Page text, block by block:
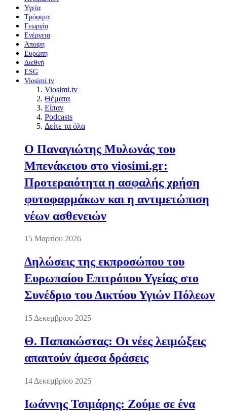
Υγεία
Τρόφιμα
Γεωργία
Ενέργεια
Άποψη
Ευρώπη
Διεθνή
ESG
Viosimi.tv
Viosimi.tv
Θέματα
Είπαν
Podcasts
Δείτε τα όλα
Ο Παναγιώτης Μυλωνάς του
Μπενάκειου στο viosimi.gr:
Προτεραιότητα η ασφαλής χρήση
φυτοφαρμάκων και η αντιμετώπιση
νέων ασθενειών
15 Μαρτίου 2026
Δηλώσεις της εκπροσώπου του
Ευρωπαίου Επιτρόπου Υγείας στο
Συνέδριο του Δικτύου Υγιών Πόλεων
15 Δεκεμβρίου 2025
Θ. Παπακώστας: Οι νέες λειμώξεις
απαιτούν άμεσα δράσεις
14 Δεκεμβρίου 2025
Ιωάννης Τσιμάρης: Ζούμε σε ένα